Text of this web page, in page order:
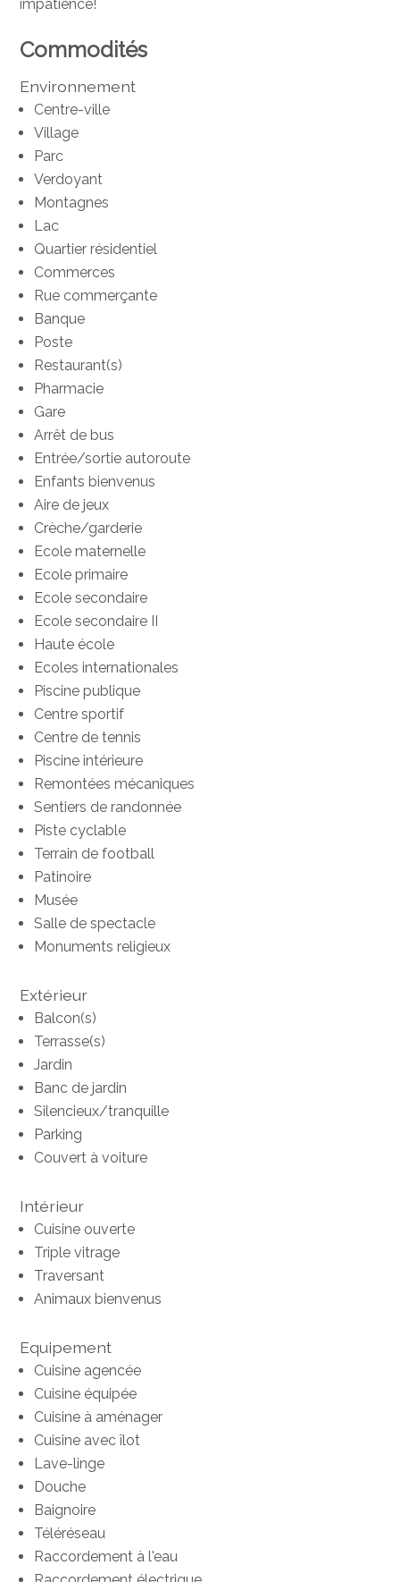
impatience!
Commodités
Environnement
Centre-ville
Village
Parc
Verdoyant
Montagnes
Lac
Quartier résidentiel
Commerces
Rue commerçante
Banque
Poste
Restaurant(s)
Pharmacie
Gare
Arrêt de bus
Entrée/sortie autoroute
Enfants bienvenus
Aire de jeux
Crèche/garderie
Ecole maternelle
Ecole primaire
Ecole secondaire
Ecole secondaire II
Haute école
Ecoles internationales
Piscine publique
Centre sportif
Centre de tennis
Piscine intérieure
Remontées mécaniques
Sentiers de randonnée
Piste cyclable
Terrain de football
Patinoire
Musée
Salle de spectacle
Monuments religieux
Extérieur
Balcon(s)
Terrasse(s)
Jardin
Banc de jardin
Silencieux/tranquille
Parking
Couvert à voiture
Intérieur
Cuisine ouverte
Triple vitrage
Traversant
Animaux bienvenus
Equipement
Cuisine agencée
Cuisine équipée
Cuisine à aménager
Cuisine avec îlot
Lave-linge
Douche
Baignoire
Téléréseau
Raccordement à l'eau